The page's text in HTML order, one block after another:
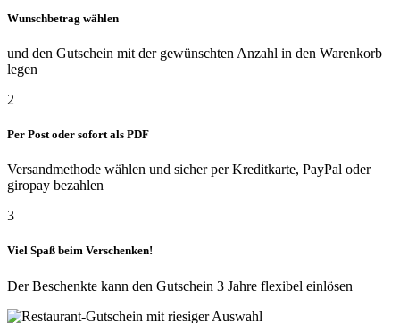
Wunschbetrag wählen
und den Gutschein mit der gewünschten Anzahl in den Warenkorb
legen
2
Per Post oder sofort als PDF
Versandmethode wählen und sicher per Kreditkarte, PayPal oder
giropay bezahlen
3
Viel Spaß beim Verschenken!
Der Beschenkte kann den Gutschein 3 Jahre flexibel einlösen